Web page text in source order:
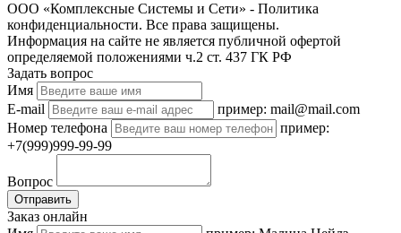
ООО «Комплексные Системы и Сети» - Политика
конфиденциальности. Все права защищены.
Информация на сайте не является публичной офертой
определяемой положениями ч.2 ст. 437 ГК РФ
Задать вопрос
Имя
E-mail
пример: mail@mail.com
Номер телефона
пример:
+7(999)999-99-99
Вопрос
Отправить
Заказ онлайн